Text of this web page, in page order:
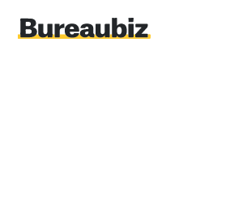
indhold